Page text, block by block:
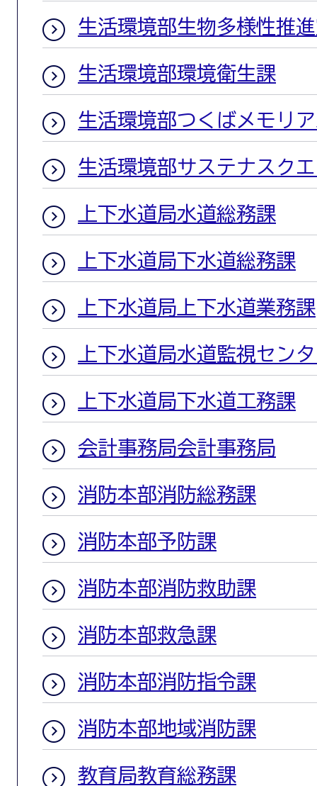
生活環境部生物多様性推
生活環境部環境衛生課
生活環境部つくばメモリ
生活環境部サステナスク
上下水道局水道総務課
上下水道局下水道総務課
上下水道局上下水道業務課
上下水道局水道監視セン
上下水道局下水道工務課
会計事務局会計事務局
消防本部消防総務課
消防本部予防課
消防本部消防救助課
消防本部救急課
消防本部消防指令課
消防本部地域消防課
教育局教育総務課